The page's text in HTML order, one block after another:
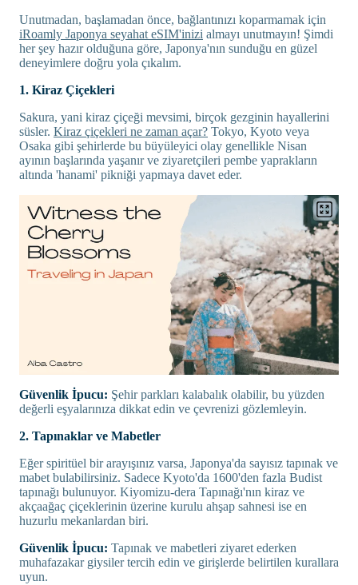
Unutmadan, başlamadan önce, bağlantınızı koparmamak için
iRoamly Japonya seyahat eSIM'inizi almayı unutmayın! Şimdi
her şey hazır olduğuna göre, Japonya'nın sunduğu en güzel
deneyimlere doğru yola çıkalım.
1. Kiraz Çiçekleri
Sakura, yani kiraz çiçeği mevsimi, birçok gezginin hayallerini
süsler. Kiraz çiçekleri ne zaman açar? Tokyo, Kyoto veya
Osaka gibi şehirlerde bu büyüleyici olay genellikle Nisan
ayının başlarında yaşanır ve ziyaretçileri pembe yaprakların
altında 'hanami' pikniği yapmaya davet eder.
Güvenlik İpucu: Şehir parkları kalabalık olabilir, bu yüzden
değerli eşyalarınıza dikkat edin ve çevrenizi gözlemleyin.
2. Tapınaklar ve Mabetler
Eğer spiritüel bir arayışınız varsa, Japonya'da sayısız tapınak ve
mabet bulabilirsiniz. Sadece Kyoto'da 1600'den fazla Budist
tapınağı bulunuyor. Kiyomizu-dera Tapınağı'nın kiraz ve
akçaağaç çiçeklerinin üzerine kurulu ahşap sahnesi ise en
huzurlu mekanlardan biri.
Güvenlik İpucu: Tapınak ve mabetleri ziyaret ederken
muhafazakar giysiler tercih edin ve girişlerde belirtilen kurallara
uyun.